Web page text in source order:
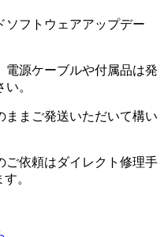
ソフトウェアアップデー
電源ケーブルや付属品は発
。
ままご発送いただいて構い
依頼はダイレクト修理手
。